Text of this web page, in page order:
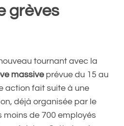
grèves
tournant avec la
massiveprévue du 15 au
action fait suite à une
déjà organisée par le
moins de 700 employés